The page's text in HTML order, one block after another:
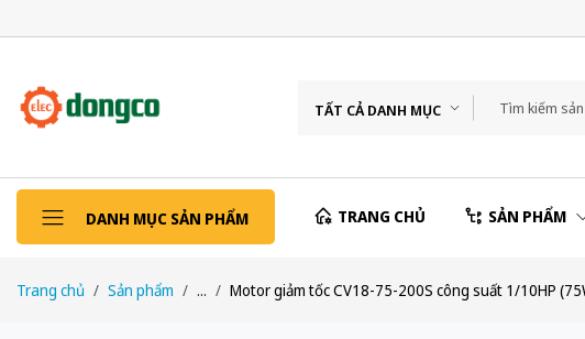
TẤT CẢ DANH MỤC
DANH MỤC SẢN PHẨM TRANG CHỦ SẢN PHẨM
Trang chủ Sản phẩm ... Motor giảm tốc CV18-75-200S công suất 1/10HP